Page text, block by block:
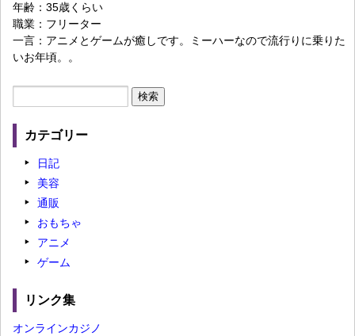
年齢：35歳くらい
職業：フリーター
一言：アニメとゲームが癒しです。ミーハーなので流行りに乗りた
いお年頃。。
カテゴリー
日記
美容
通販
おもちゃ
アニメ
ゲーム
リンク集
オンラインカジノ